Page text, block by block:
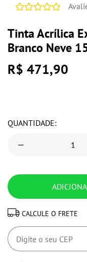
Tinta Acrílica
Branco Neve
R$ 471,90
QUANTIDADE:
CALCULE O FRETE